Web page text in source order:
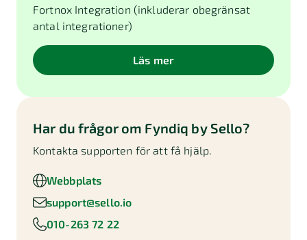
Fortnox Integration (inkluderar obegränsat
antal integrationer)
Läs mer
Har du frågor om Fyndiq by Sello?
Kontakta supporten för att få hjälp.
Webbplats
support@sello.io
010-263 72 22